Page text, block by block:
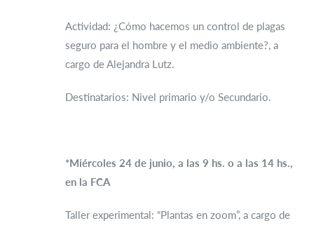
Actividad: ¿Cómo hacemos un control de plagas
seguro para el hombre y el medio ambiente?, a
cargo de Alejandra Lutz.
Destinatarios: Nivel primario y/o Secundario.
*Miércoles 24 de junio, a las 9 hs. o a las 14 hs.,
en la FCA
Taller experimental: “Plantas en zoom”, a cargo de